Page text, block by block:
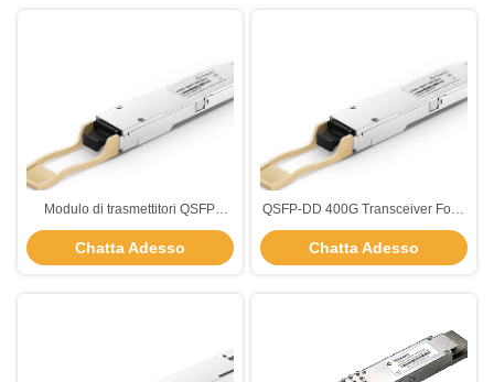
Modulo di trasmettitori QSFP
400G Tipo 2 con connettore MPO-
12
Chatta Adesso
QSFP-DD 400G Transceiver Form
Factor 1310 Laser EML e
consumo massimo di potenza di
10W per la rete a velocità
Chatta Adesso